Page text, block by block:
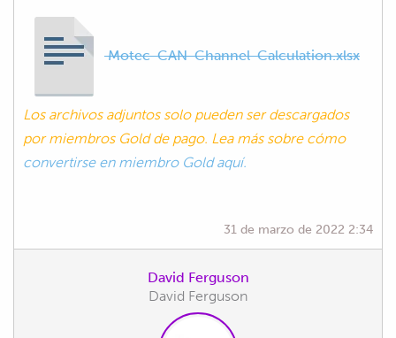
Motec-CAN-Channel-Calculation.xlsx
Los archivos adjuntos solo pueden ser descargados
por miembros Gold de pago. Lea más sobre cómo
convertirse en miembro Gold aquí.
31 de marzo de 2022 2:34
David Ferguson
David Ferguson